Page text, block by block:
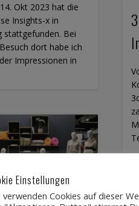
Okt 2023 hat die
Insights-x in
stattgefunden. Bei
dort habe ich
Impressionen in
Einstellungen
verwenden Cookies auf dieser